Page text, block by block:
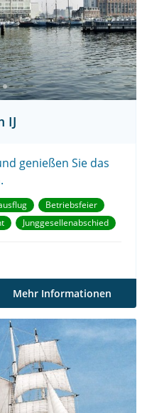
IJ
genießen Sie das
Betriebsfeier
Junggesellenabschied
Mehr Informationen